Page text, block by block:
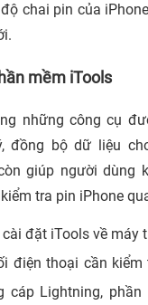
chai pin của
mềm iTools
những công cụ
đồng bộ dữ liệu
giúp người dùng
tra pin iPhone
đặt iTools về máy
điện thoại cần kiểm
cáp Lightning, phần